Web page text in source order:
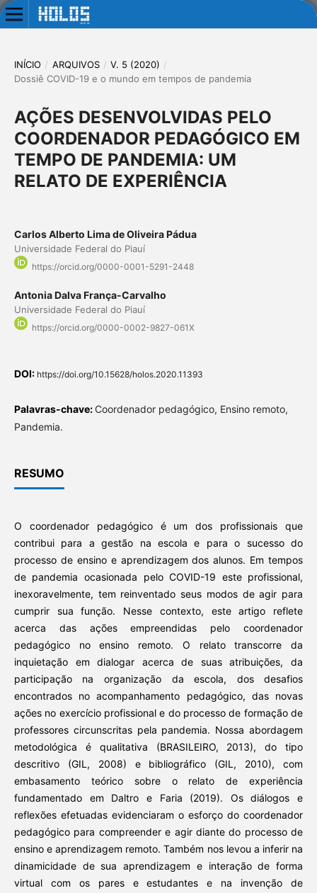
INÍCIO / ARQUIVOS / V. 5 (2020) /
Dossiê COVID-19 e o mundo em tempos de pandemia
AÇÕES DESENVOLVIDAS PELO
COORDENADOR PEDAGÓGICO EM
TEMPO DE PANDEMIA: UM
RELATO DE EXPERIÊNCIA
Carlos Alberto Lima de Oliveira Pádua
Universidade Federal do Piauí
https://orcid.org/0000-0001-5291-2448
Antonia Dalva França-Carvalho
Universidade Federal do Piauí
https://orcid.org/0000-0002-9827-061X
DOI: https://doi.org/10.15628/holos.2020.11393
Palavras-chave: Coordenador pedagógico, Ensino remoto,
Pandemia.
RESUMO
O coordenador pedagógico é um dos profissionais que
contribui para a gestão na escola e para o sucesso do
processo de ensino e aprendizagem dos alunos. Em tempos
de pandemia ocasionada pelo COVID-19 este profissional,
inexoravelmente, tem reinventado seus modos de agir para
cumprir sua função. Nesse contexto, este artigo reflete
acerca das ações empreendidas pelo coordenador
pedagógico no ensino remoto. O relato transcorre da
inquietação em dialogar acerca de suas atribuições, da
participação na organização da escola, dos desafios
encontrados no acompanhamento pedagógico, das novas
ações no exercício profissional e do processo de formação de
professores circunscritas pela pandemia. Nossa abordagem
metodológica é qualitativa (BRASILEIRO, 2013), do tipo
descritivo (GIL, 2008) e bibliográfico (GIL, 2010), com
embasamento teórico sobre o relato de experiência
fundamentado em Daltro e Faria (2019). Os diálogos e
reflexões efetuadas evidenciaram o esforço do coordenador
pedagógico para compreender e agir diante do processo de
ensino e aprendizagem remoto. Também nos levou a inferir na
dinamicidade de sua aprendizagem e interação de forma
virtual com os pares e estudantes e na invenção de